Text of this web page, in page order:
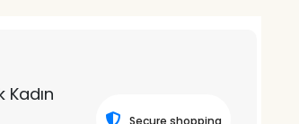
Kadın
Secure shopping